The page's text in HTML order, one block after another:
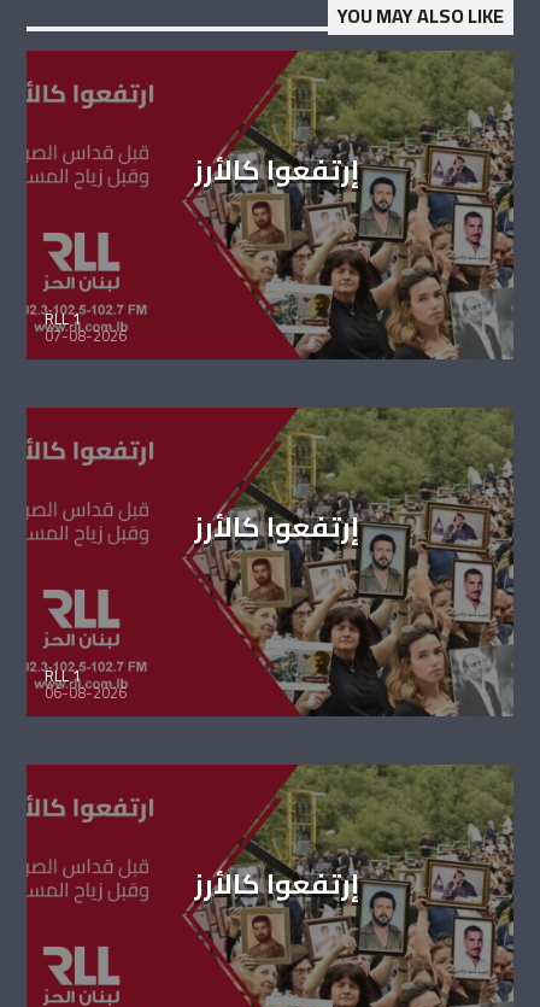
YOU MAY ALSO LIKE
إرتفعوا كالأرز
RLL 1
07-08-2026
إرتفعوا كالأرز
RLL 1
06-08-2026
إرتفعوا كالأرز